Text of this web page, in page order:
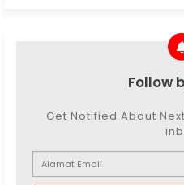
Follow
Get Notified About